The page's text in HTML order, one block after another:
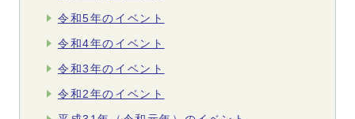
令和5年のイベント
令和4年のイベント
令和3年のイベント
令和2年のイベント